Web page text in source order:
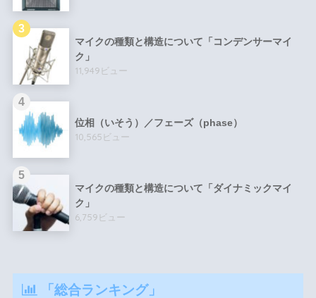
マイクの種類と構造について「コンデンサーマイ
ク」
11,949ビュー
位相（いそう）／フェーズ（phase）
10,565ビュー
マイクの種類と構造について「ダイナミックマイ
ク」
6,759ビュー
「総合ランキング」